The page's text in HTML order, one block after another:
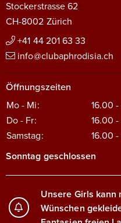
Stockerstrasse 62
CH-8002 Zürich
+41 44 201 63 33
info@clubaphrodisia.ch
Öffnungszeiten
Mo - Mi:
16.00
Do - Fr:
16.00
Samstag:
16.00
Sonntag geschlossen
Unsere Girls kann
Wünschen